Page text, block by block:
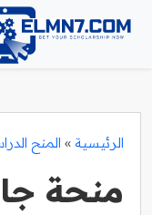
الرئيسية » المنح
منحة